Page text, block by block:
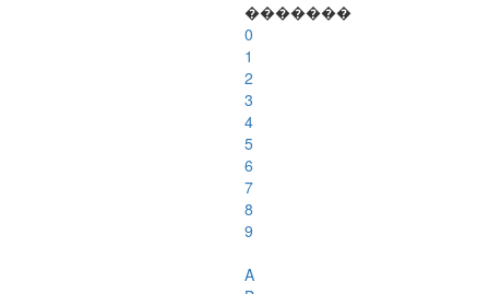
�������
0
1
2
3
4
5
6
7
8
9
A